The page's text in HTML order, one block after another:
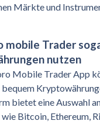
Märkte und
mobile Trader
nutzen
Mobile Trader App
bietet eine Auswahl
wie Bitcoin, Ethereum,